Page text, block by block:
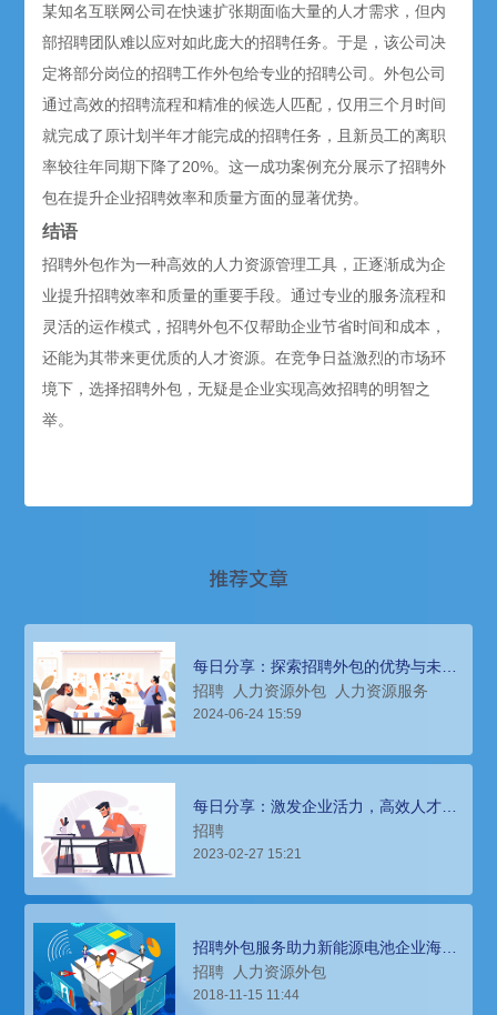
某知名互联网公司在快速扩张期面临大量的人才需求，但内
部招聘团队难以应对如此庞大的招聘任务。于是，该公司决
定将部分岗位的招聘工作外包给专业的招聘公司 。外包公司
通过高效的招聘流程和精准的候选人匹配，仅用三个月时间
就完成了原计划半年才能完成的招聘任务，且新员工的离职
率较往年同期下降了20%。这一成功案例充分展示了招聘外
包在提升企业招聘效率和质量方面的显著优势。
结语
招聘外包作为一种高效的人力资源管理工具，正逐渐成为企
业提升招聘效率和质量的重要手段。通过专业的服务流程和
灵活的运作模式，招聘外包不仅帮助企业节省时间和成本，
还能为其带来更优质的人才资源。在竞争日益激烈的市场环
境下，选择招聘外包，无疑是企业实现高效招聘的明智之
举。
推荐文章
每日分享：探索招聘外包的优势与未来
发展，企业招聘新策略
招聘 人力资源外包 人力资源服务
2024-06-24 15:59
每日分享：激发企业活力，高效人才获
取，探索招聘外包之道
招聘
2023-02-27 15:21
招聘外包服务助力新能源电池企业海内
外业务扩张
招聘 人力资源外包
2018-11-15 11:44